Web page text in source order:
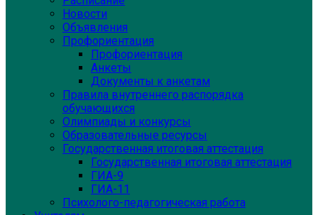
Новости
Объявления
Профориентация
Профориентация
Анкеты
Документы к анкетам
Правила внутреннего распорядка
обучающихся
Олимпиады и конкурсы
Образовательные ресурсы
Государственная итоговая аттестация
Государственная итоговая аттестация
ГИА-9
ГИА-11
Психолого-педагогическая работа